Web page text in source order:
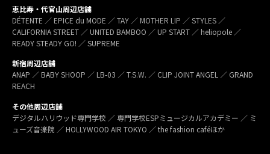
恵比寿・代官山周辺店舗
DÉTENTE ／ EPICE du MODE ／ TAY ／ MOTHER LIP ／ STYLES ／
CALIFORNIA STREET ／ UNITED BAMBOO ／ UP START ／ heliopole ／
READY STEADY GO! ／ SUPREME
新宿周辺店舗
ANAP ／ BABY SHOOP ／ LB-03 ／ T.S.W. ／ CLIP JOINT ANGEL ／ GRAND
REACH
その他周辺店舗
デジタルハリウッド専門学校 ／ 専門学校ESPミュージカルアカデミー ／ ミ
ューズ音楽院 ／ HOLLYWOOD AIR TOKYO ／ the fashion caféほか